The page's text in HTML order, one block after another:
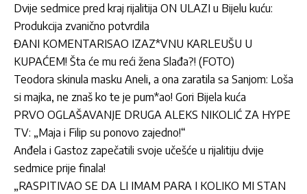
Dvije sedmice pred kraj rijalitija ON ULAZI u Bijelu kuću:
Produkcija zvanično potvrdila
ĐANI KOMENTARISAO IZAZ*VNU KARLEUŠU U
KUPAĆEM! Šta će mu reći žena Slađa?! (FOTO)
Teodora skinula masku Aneli, a ona zaratila sa Sanjom: Loša
si majka, ne znaš ko te je pum*ao! Gori Bijela kuća
PRVO OGLAŠAVANJE DRUGA ALEKS NIKOLIĆ ZA HYPE
TV: „Maja i Filip su ponovo zajedno!“
Anđela i Gastoz zapečatili svoje učešće u rijalitiju dvije
sedmice prije finala!
„RASPITIVAO SE DA LI IMAM PARA I KOLIKO MI STAN